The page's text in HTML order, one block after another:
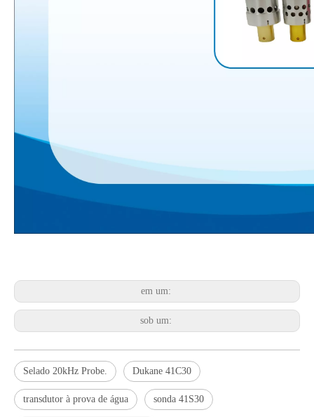
A aplicação de ultrassônica na indústria de costura reflete
em um:
sob um:
Selado 20kHz Probe. Dukane 41C30
transdutor à prova de água sonda 41S30